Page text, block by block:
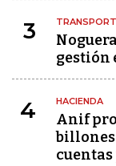
3
gestión
4 HACIENDA
Anif
billones